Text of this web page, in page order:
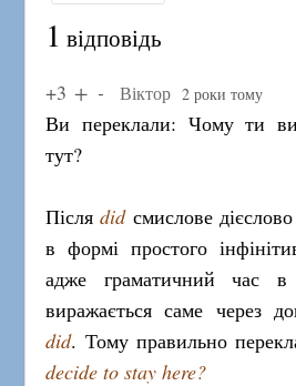
1 відповідь
+3 Віктор 2 роки тому
Ви переклали: Чому ти
тут?
Післяdidсмислове
в формі простого
адже граматичний час в
виражається саме через
did. Тому правильно
decide to stay here?